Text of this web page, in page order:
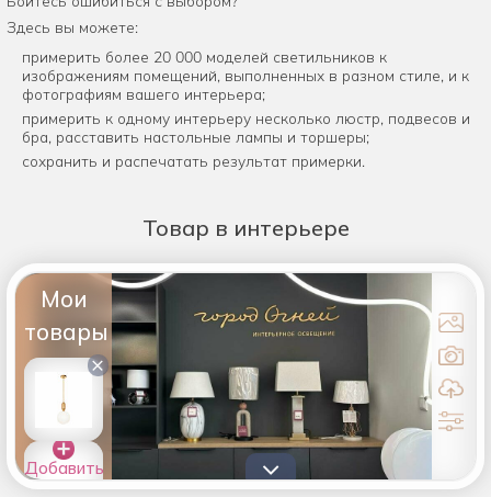
Здесь вы можете:
примерить более 20 000 моделей светильников к
изображениям помещений, выполненных в разном стиле, и к
фотографиям вашего интерьера;
примерить к одному интерьеру несколько люстр, подвесов и
бра, расставить настольные лампы и торшеры;
сохранить и распечатать результат примерки.
Товар в интерьере
Мои
товары
×
Добавить
товары в